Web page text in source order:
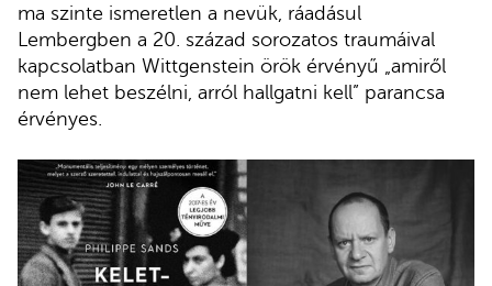
ma szinte ismeretlen a nevük, ráadásul
Lembergben a 20. század sorozatos traumáival
kapcsolatban Wittgenstein örök érvényű „amiről
nem lehet beszélni, arról hallgatni kell” parancsa
érvényes.